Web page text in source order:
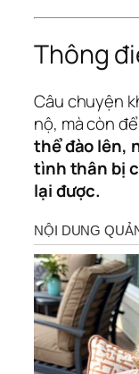
Thông
Câu chuyện
nộ, mà còn
thể đào lên,
tình thân bị
lại được.